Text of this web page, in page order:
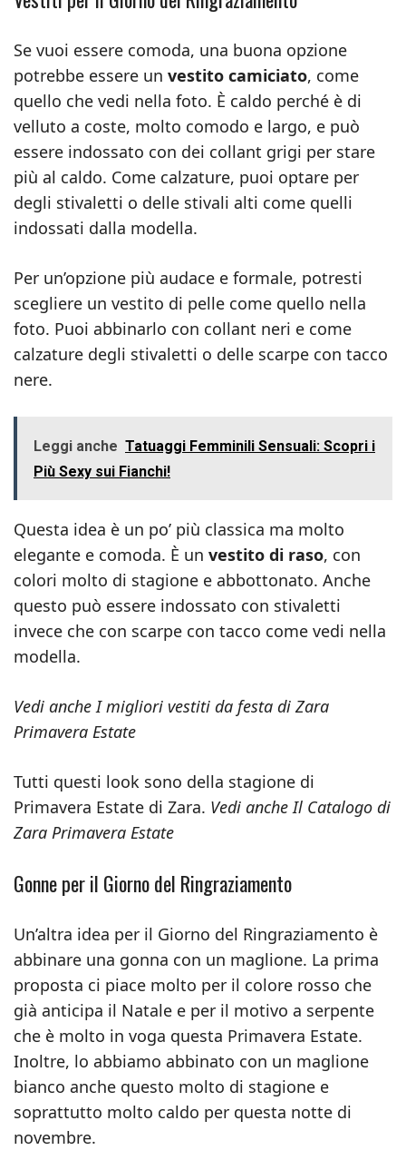
Se vuoi essere comoda, una buona opzione
potrebbe essere un vestito camiciato, come
quello che vedi nella foto. È caldo perché è di
velluto a coste, molto comodo e largo, e può
essere indossato con dei collant grigi per stare
più al caldo. Come calzature, puoi optare per
degli stivaletti o delle stivali alti come quelli
indossati dalla modella.
Per un’opzione più audace e formale, potresti
scegliere un vestito di pelle come quello nella
foto. Puoi abbinarlo con collant neri e come
calzature degli stivaletti o delle scarpe con tacco
nere.
Leggi anche Tatuaggi Femminili Sensuali: Scopri i
Più Sexy sui Fianchi!
Questa idea è un po’ più classica ma molto
elegante e comoda. È un vestito di raso, con
colori molto di stagione e abbottonato. Anche
questo può essere indossato con stivaletti
invece che con scarpe con tacco come vedi nella
modella.
Vedi anche I migliori vestiti da festa di Zara
Primavera Estate
Tutti questi look sono della stagione di
Primavera Estate di Zara. Vedi anche Il Catalogo di
Zara Primavera Estate
Gonne per il Giorno del Ringraziamento
Un’altra idea per il Giorno del Ringraziamento è
abbinare una gonna con un maglione. La prima
proposta ci piace molto per il colore rosso che
già anticipa il Natale e per il motivo a serpente
che è molto in voga questa Primavera Estate.
Inoltre, lo abbiamo abbinato con un maglione
bianco anche questo molto di stagione e
soprattutto molto caldo per questa notte di
novembre.